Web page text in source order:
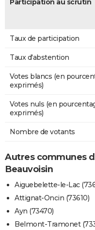
Participation au scrutin
Taux de participation
Taux d'abstention
Votes blancs (en
exprimés)
Votes nuls (en
exprimés)
Nombre de votants
Autres communes
Beauvoisin
Aiguebelette-le-Lac
Attignat-Oncin (73610)
Ayn (73470)
Belmont-Tramonet